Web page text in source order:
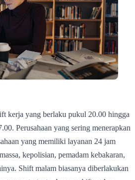
kerja yang berlaku pukul 20.00 hingga
Perusahaan yang sering menerapkan
yang memiliki layanan 24 jam
kepolisian, pemadam kebakaran,
Shift malam biasanya diberlakukan